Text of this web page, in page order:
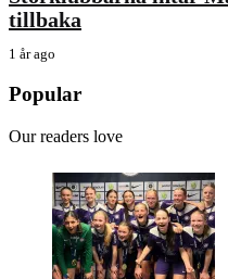
tillbaka
1 år ago
Popular
Our readers love